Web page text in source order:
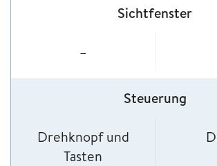
Sichtfenster
–
Steuerung
Drehknopf und
Tasten